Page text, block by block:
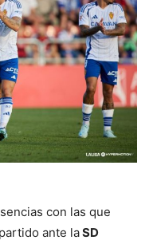
con las que
ante laSD